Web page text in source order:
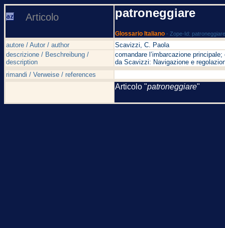
Articolo patroneggiare
Glossario Italiano - Zope-Id:
autore / Autor / author
Scavizzi, C. Paola
descrizione / Beschreibung /
description
comandare l’imbarcazione
da Scavizzi: Navigazione e
rimandi / Verweise / references
Articolo "patroneggiare"